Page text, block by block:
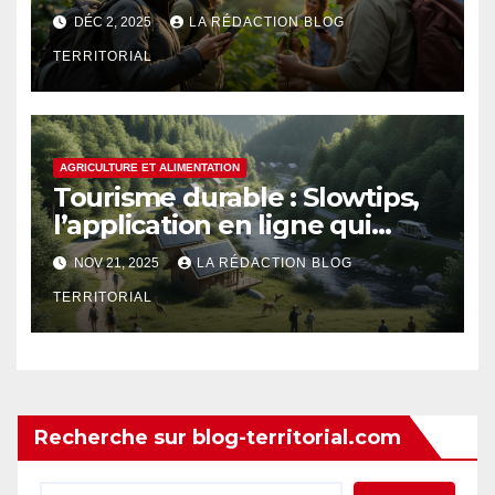
communication efficace en
faveur du tourisme durable
DÉC 2, 2025 LA RÉDACTION BLOG
TERRITORIAL
AGRICULTURE ET ALIMENTATION
Tourisme durable : Slowtips,
l’application en ligne qui
guide voyageurs et acteurs
vers un futur respectueux de
l’environnement
NOV 21, 2025 LA RÉDACTION BLOG
TERRITORIAL
Recherche sur blog-territorial.com